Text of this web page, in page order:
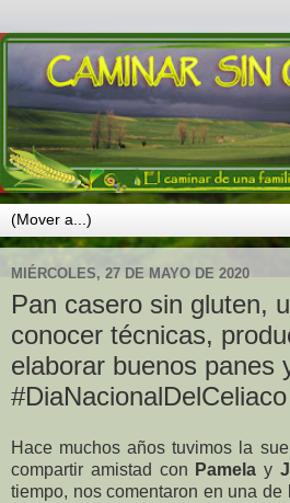
MIÉRCOLES, 27 DE MAYO DE 2020
Pan casero sin gluten,
conocer técnicas,
elaborar buenos panes
#DiaNacionalDelCeliaco
Hace muchos años tuvimos la
compartir amistad con Pamela y
tiempo, nos comentaron en una